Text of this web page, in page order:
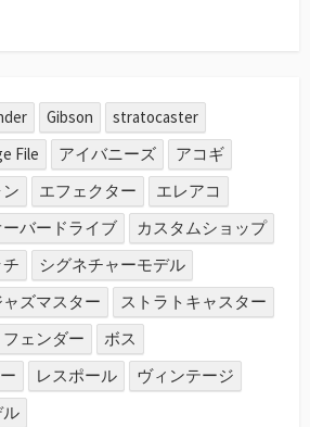
Gibson
stratocaster
File アイバニーズ
アコギ
エフェクター
エレアコ
ーバードライブ
カスタムショップ
シグネチャーモデル
ャズマスター
ストラトキャスター
フェンダー
ボス
レスポール
ヴィンテージ
ル